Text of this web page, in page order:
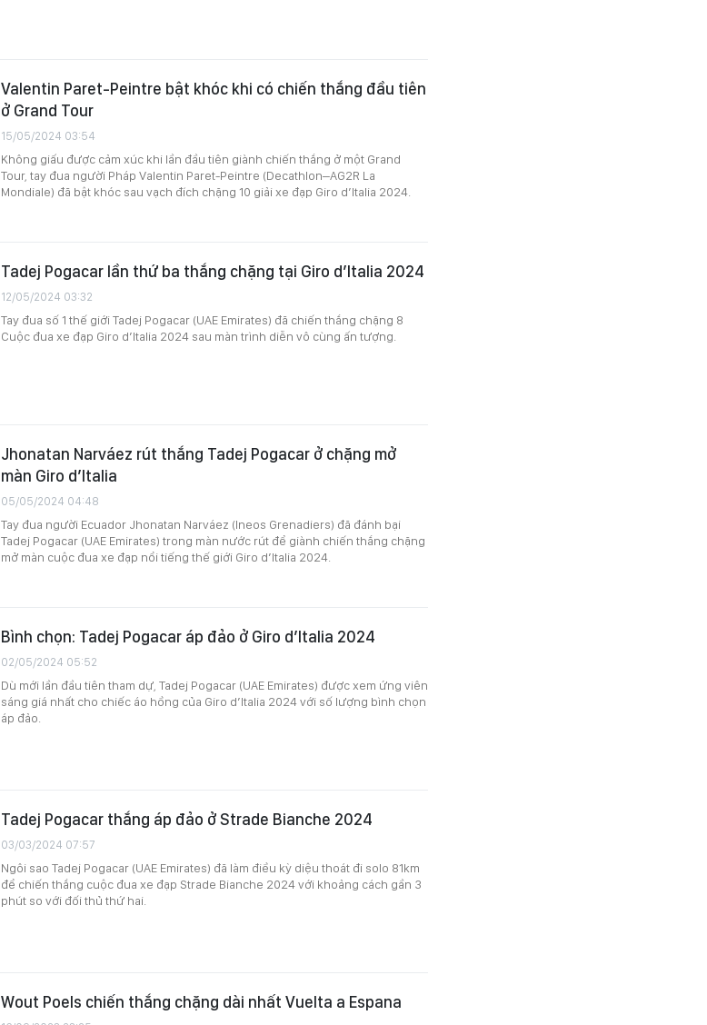
Valentin Paret-Peintre bật khóc khi có chiến thắng đầu tiên
ở Grand Tour
15/05/2024 03:54
Không giấu được cảm xúc khi lần đầu tiên giành chiến thắng ở một Grand
Tour, tay đua người Pháp Valentin Paret-Peintre (Decathlon–AG2R La
Mondiale) đã bật khóc sau vạch đích chặng 10 giải xe đạp Giro d’Italia 2024.
Tadej Pogacar lần thứ ba thắng chặng tại Giro d’Italia 2024
12/05/2024 03:32
Tay đua số 1 thế giới Tadej Pogacar (UAE Emirates) đã chiến thắng chặng 8
Cuộc đua xe đạp Giro d’Italia 2024 sau màn trình diễn vô cùng ấn tượng.
Jhonatan Narváez rút thắng Tadej Pogacar ở chặng mở
màn Giro d’Italia
05/05/2024 04:48
Tay đua người Ecuador Jhonatan Narváez (Ineos Grenadiers) đã đánh bại
Tadej Pogacar (UAE Emirates) trong màn nước rút để giành chiến thắng chặng
mở màn cuộc đua xe đạp nổi tiếng thế giới Giro d’Italia 2024.
Bình chọn: Tadej Pogacar áp đảo ở Giro d’Italia 2024
02/05/2024 05:52
Dù mới lần đầu tiên tham dự, Tadej Pogacar (UAE Emirates) được xem ứng viên
sáng giá nhất cho chiếc áo hồng của Giro d’Italia 2024 với số lượng bình chọn
áp đảo.
Tadej Pogacar thắng áp đảo ở Strade Bianche 2024
03/03/2024 07:57
Ngôi sao Tadej Pogacar (UAE Emirates) đã làm điều kỳ diệu thoát đi solo 81km
để chiến thắng cuộc đua xe đạp Strade Bianche 2024 với khoảng cách gần 3
phút so với đối thủ thứ hai.
Wout Poels chiến thắng chặng dài nhất Vuelta a Espana